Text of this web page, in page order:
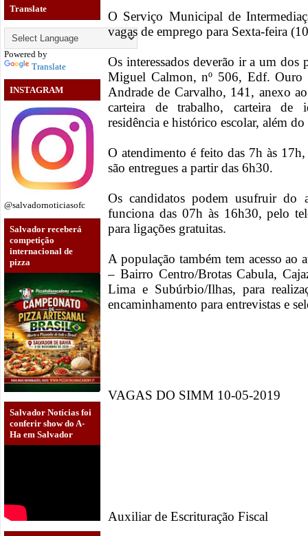
Translate
Powered by
Translate
INSTAGRAM
@salvadornoticiasofc
Salvador receberá
competição
internacional de
pizza
Salvador Notícias foi
conferir show do A-
Ha em Salvador
O Serviço Municipal de
vagas de emprego para Sexta-feira
Os interessados deverão ir a um
Miguel Calmon, nº 506, Edf.
Andrade de Carvalho, 141, anexo
carteira de trabalho, carteira de
residência e histórico escolar, além
O atendimento é feito das 7h às
são entregues a partir das 6h30.
Os candidatos podem usufruir do
funciona das 07h às 16h30, pelo
para ligações gratuitas.
A população também tem acesso
– Bairro Centro/Brotas Cabula,
Lima e Subúrbio/Ilhas, para
encaminhamento para entrevistas e
VAGAS DO SIMM 10-05-2019
Auxiliar de Escrituração Fiscal